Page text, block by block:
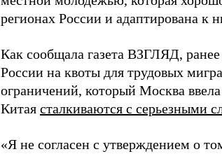
регионах России и адаптирована к
Как сообщала газета ВЗГЛЯД,
России на квоты для трудовых
ограничений, который Москва
Китая сталкиваются с серьезными
«Я не согласен с утверждением о